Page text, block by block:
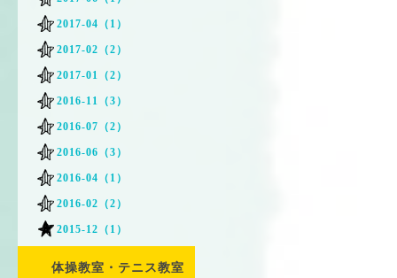
2017-04（1）
2017-02（2）
2017-01（2）
2016-11（3）
2016-07（2）
2016-06（3）
2016-04（1）
2016-02（2）
2015-12（1）
体操教室・テニス教室